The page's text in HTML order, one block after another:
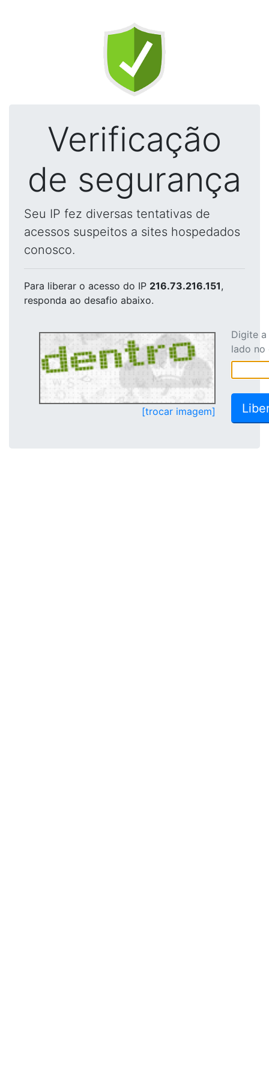
Verificação
de segurança
Seu IP fez diversas tentativas de
acessos suspeitos a sites hospedados
conosco.
Para liberar o acesso do IP 216.73.216.151,
responda ao desafio abaixo.
[trocar imagem]
Digite
lado no